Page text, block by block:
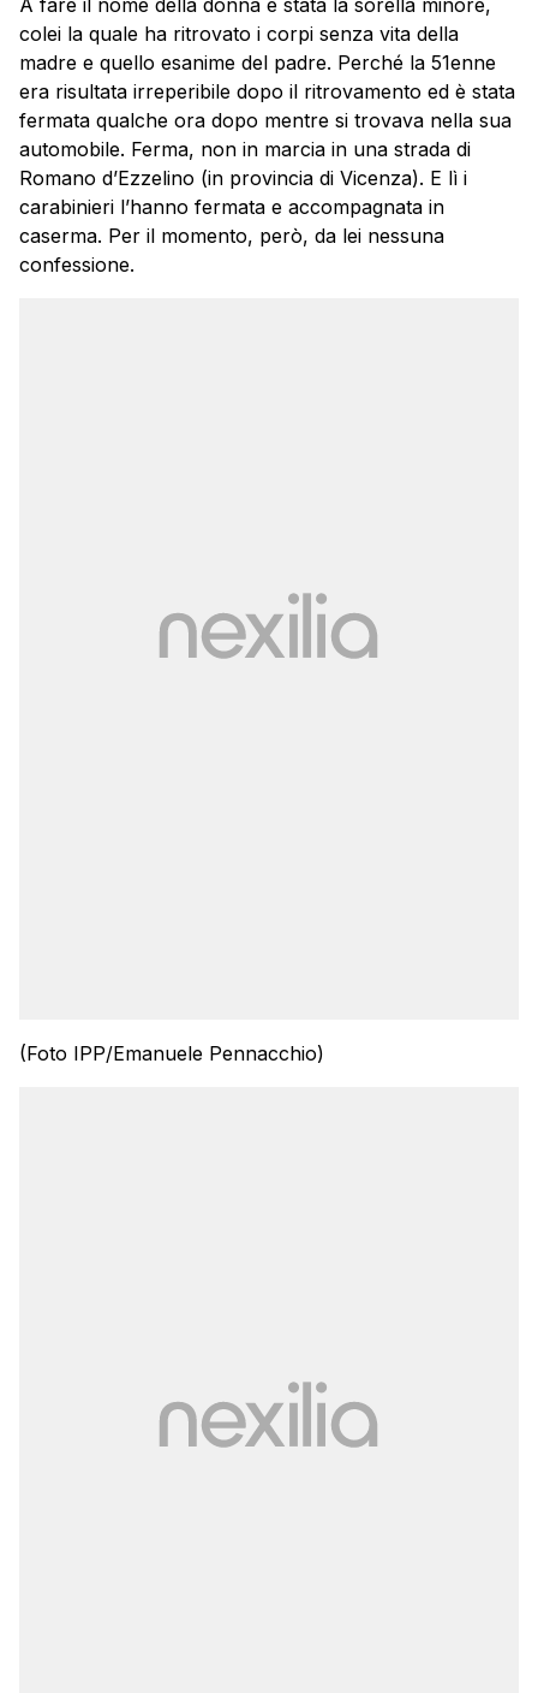
colei la quale ha ritrovato i corpi senza vita della
madre e quello esanime del padre. Perché la 51enne
era risultata irreperibile dopo il ritrovamento ed è stata
fermata qualche ora dopo mentre si trovava nella sua
automobile. Ferma, non in marcia in una strada di
Romano d’Ezzelino (in provincia di Vicenza). E lì i
carabinieri l’hanno fermata e accompagnata in
caserma. Per il momento, però, da lei nessuna
confessione.
(Foto IPP/Emanuele Pennacchio)